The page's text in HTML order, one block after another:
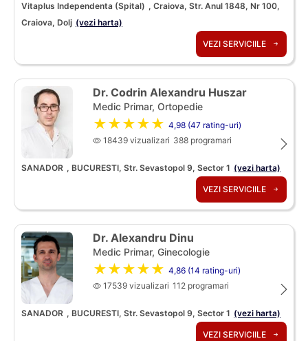
Vitaplus Independenta (Spital) , Craiova, Str. Anul 1848, Nr 100,
Craiova, Dolj (vezi harta)
VEZI SERVICIILE
Dr. Codrin Alexandru Huszar
Medic Primar, Ortopedie
★★★★★ 4,98 (47 rating-uri)
18439 vizualizari 388 programari
SANADOR , BUCURESTI, Str. Sevastopol 9, Sector 1 (vezi harta)
VEZI SERVICIILE
Dr. Alexandru Dinu
Medic Primar, Ginecologie
★★★★★ 4,86 (14 rating-uri)
17539 vizualizari 112 programari
SANADOR , BUCURESTI, Str. Sevastopol 9, Sector 1 (vezi harta)
VEZI SERVICIILE